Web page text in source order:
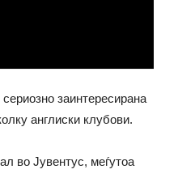
заинтересирана
англиски клубови.
во Јувентус, меѓутоа